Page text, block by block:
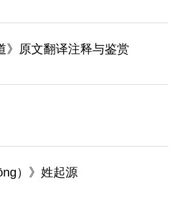
》原文翻译注释与鉴赏
）》姓起源